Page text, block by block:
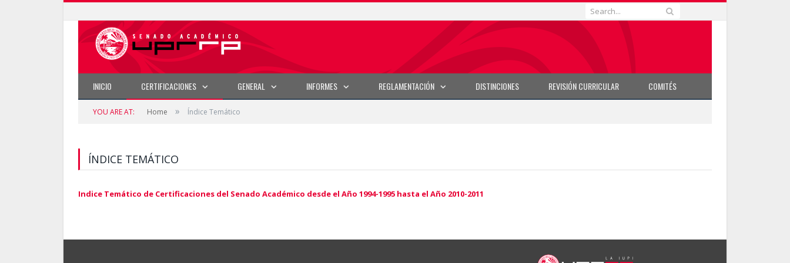
INICIO CERTIFICACIONES GENERAL INFORMES REGLAMENTACIÓN DISTINCIONES REVISIÓN CURRICULAR COMITÉS
YOU ARE AT: Home » Índice Temático
ÍNDICE TEMÁTICO
Indice Temático de Certificaciones del Senado Académico desde el Año 1994-1995 hasta el Año 2010-2011